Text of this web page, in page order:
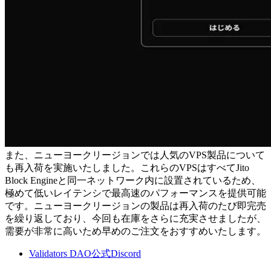
また、ニューヨークリージョンでは人気のVPS製品について
も再入荷を実施いたしました。これらのVPSはすべてJito
Block Engineと同一ネットワーク内に設置されているため、
極めて低いレイテンシで最高速のパフォーマンスを提供可能
です。ニューヨークリージョンの製品は再入荷のたび即完売
を繰り返しており、今回も在庫をさらに充実させましたが、
需要が非常に高いため早めのご注文をおすすめいたします。
Validators DAO公式Discord